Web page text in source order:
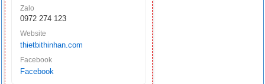
Zalo
0972 274 123
Website
thietbithinhan.com
Facebook
Facebook